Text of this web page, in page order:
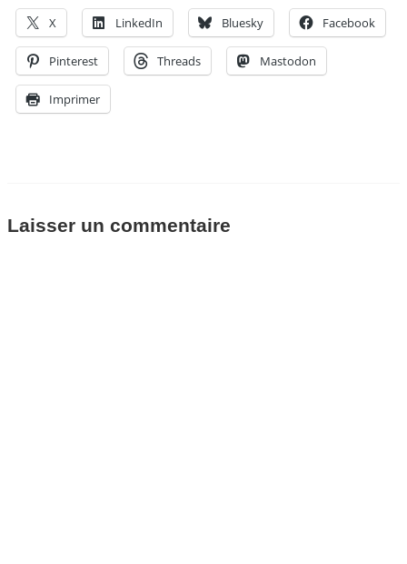
X LinkedIn Bluesky Facebook
Pinterest Threads Mastodon
Imprimer
Laisser un commentaire